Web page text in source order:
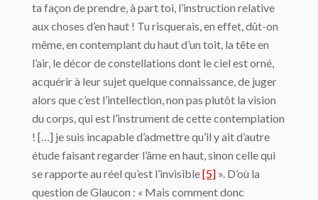
ta façon de prendre, à part toi, l’instruction relative
aux choses d’en haut ! Tu risquerais, en effet, dût-on
même, en contemplant du haut d’un toit, la tête en
l’air, le décor de constellations dont le ciel est orné,
acquérir à leur sujet quelque connaissance, de juger
alors que c’est l’intellection, non pas plutôt la vision
du corps, qui est l’instrument de cette contemplation
! […] je suis incapable d’admettre qu’il y ait d’autre
étude faisant regarder l’âme en haut, sinon celle qui
se rapporte au réel qu’est l’invisible[5] ». D’où la
question de Glaucon : « Mais comment donc